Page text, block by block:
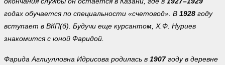
годах обучается по специальности «счетовод». В 1928 году
вступает в ВКП(б). Будучи еще курсантом, Х.Ф. Нуриев
знакомится с юной Фаридой.
Фарида Аглиулловна Идрисова родилась в 1907году в деревне